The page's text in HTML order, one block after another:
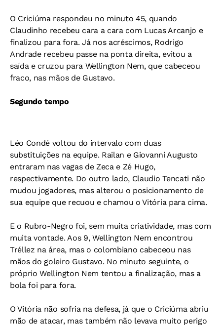
O Criciúma respondeu no minuto 45, quando
Claudinho recebeu cara a cara com Lucas Arcanjo e
finalizou para fora. Já nos acréscimos, Rodrigo
Andrade recebeu passe na ponta direita, evitou a
saída e cruzou para Wellington Nem, que cabeceou
fraco, nas mãos de Gustavo.
Segundo tempo
Léo Condé voltou do intervalo com duas
substituições na equipe. Railan e Giovanni Augusto
entraram nas vagas de Zeca e Zé Hugo,
respectivamente. Do outro lado, Claudio Tencati não
mudou jogadores, mas alterou o posicionamento de
sua equipe que recuou e chamou o Vitória para cima.
E o Rubro-Negro foi, sem muita criatividade, mas com
muita vontade. Aos 9, Wellington Nem encontrou
Tréllez na área, mas o colombiano cabeceou nas
mãos do goleiro Gustavo. No minuto seguinte, o
próprio Wellington Nem tentou a finalização, mas a
bola foi para fora.
O Vitória não sofria na defesa, já que o Criciúma abriu
mão de atacar, mas também não levava muito perigo